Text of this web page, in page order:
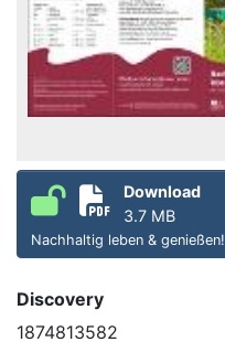
Download
3.7 MB
Nachhaltig leben & genießen!
Discovery
1874813582